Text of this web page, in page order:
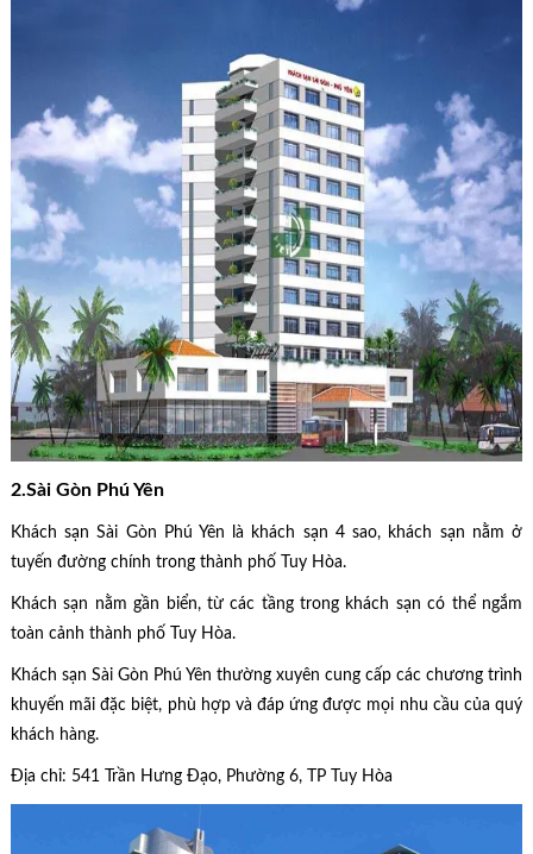
2.Sài Gòn Phú Yên
Khách sạn Sài Gòn Phú Yên là khách sạn 4 sao, khách sạn nằm ở
tuyến đường chính trong thành phố Tuy Hòa.
Khách sạn nằm gần biển, từ các tầng trong khách sạn có thể ngắm
toàn cảnh thành phố Tuy Hòa.
Khách sạn Sài Gòn Phú Yên thường xuyên cung cấp các chương trình
khuyến mãi đặc biệt, phù hợp và đáp ứng được mọi nhu cầu của quý
khách hàng.
Địa chỉ: 541 Trần Hưng Đạo, Phường 6, TP Tuy Hòa